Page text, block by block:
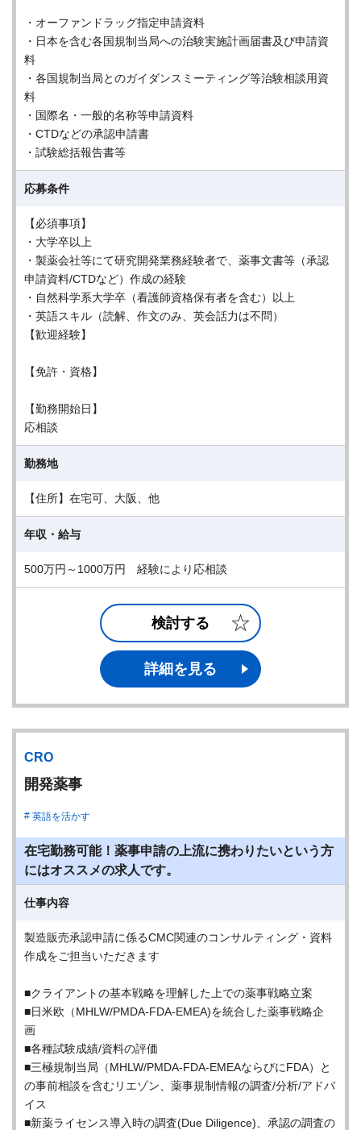
・オーファンドラッグ指定申請資料
・日本を含む各国規制当局への治験実施計画届書及び申請資
料
・各国規制当局とのガイダンスミーティング等治験相談用資
料
・国際名・一般的名称等申請資料
・CTDなどの承認申請書
・試験総括報告書等
応募条件
【必須事項】
・大学卒以上
・製薬会社等にて研究開発業務経験者で、薬事文書等（承認
申請資料/CTDなど）作成の経験
・自然科学系大学卒（看護師資格保有者を含む）以上
・英語スキル（読解、作文のみ、英会話力は不問）
【歓迎経験】
【免許・資格】
【勤務開始日】
応相談
勤務地
【住所】在宅可、大阪、他
年収・給与
500万円～1000万円 経験により応相談
検討する
詳細を見る
CRO
開発薬事
英語を活かす
在宅勤務可能！薬事申請の上流に携わりたいという方
にはオススメの求人です。
仕事内容
製造販売承認申請に係るCMC関連のコンサルティング・資料
作成をご担当いただきます
■クライアントの基本戦略を理解した上での薬事戦略立案
■日米欧（MHLW/PMDA-FDA-EMEA)を統合した薬事戦略企
画
■各種試験成績/資料の評価
■三極規制当局（MHLW/PMDA-FDA-EMEAならびにFDA）と
の事前相談を含むリエゾン、薬事規制情報の調査/分析/アドバ
イス
■新薬ライセンス導入時の調査(Due Diligence)、承認の調査の